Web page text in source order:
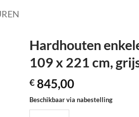
Hardhouten
109 x 221 cm,
€ 845,00
Beschikbaar via nabestelling